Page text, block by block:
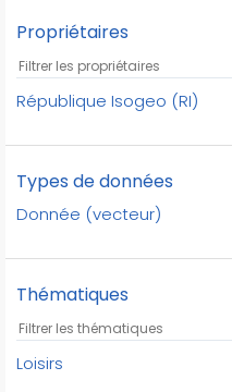
Propriétaires
République Isogeo (RI)
Types de données
Donnée (vecteur)
Thématiques
Loisirs